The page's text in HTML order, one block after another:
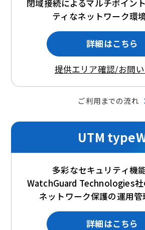
閉域接続によるマルチポイン
ティなネットワーク環
詳細はこちら
提供エリア確認/お問
ご利用までの流れ
UTM
多彩なセキュリティ機
WatchGuard Technologies
ネットワーク保護の運用
詳細はこちら